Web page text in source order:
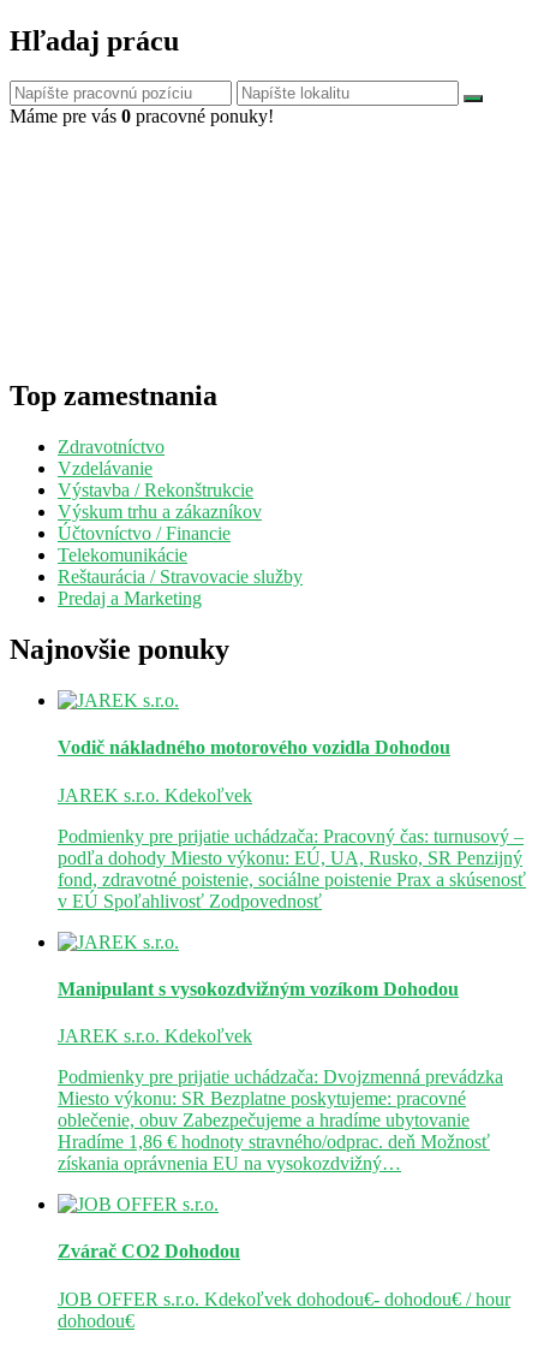
Hľadaj prácu
Máme pre vás 0 pracovné ponuky!
Top zamestnania
Zdravotníctvo
Vzdelávanie
Výstavba / Rekonštrukcie
Výskum trhu a zákazníkov
Účtovníctvo / Financie
Telekomunikácie
Reštaurácia / Stravovacie služby
Predaj a Marketing
Najnovšie ponuky
Vodič nákladného motorového vozidla Dohodou
JAREK s.r.o. Kdekoľvek
Podmienky pre prijatie uchádzača: Pracovný čas: turnusový –
podľa dohody Miesto výkonu: EÚ, UA, Rusko, SR Penzijný
fond, zdravotné poistenie, sociálne poistenie Prax a skúsenosť
v EÚ Spoľahlivosť Zodpovednosť
Manipulant s vysokozdvižným vozíkom Dohodou
JAREK s.r.o. Kdekoľvek
Podmienky pre prijatie uchádzača: Dvojzmenná prevádzka
Miesto výkonu: SR Bezplatne poskytujeme: pracovné
oblečenie, obuv Zabezpečujeme a hradíme ubytovanie
Hradíme 1,86 € hodnoty stravného/odprac. deň Možnosť
získania oprávnenia EU na vysokozdvižný…
Zvárač CO2 Dohodou
JOB OFFER s.r.o. Kdekoľvek dohodou€- dohodou€ / hour
dohodou€